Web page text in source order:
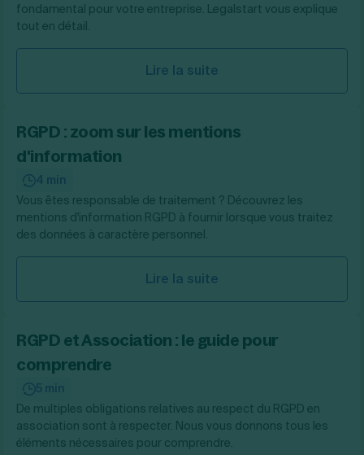
fondamental pour votre entreprise. Legalstart vous explique
tout en détail.
Lire la suite
RGPD : zoom sur les mentions
d'information
4 min
Vous êtes responsable de traitement ? Découvrez les
mentions d'information RGPD à fournir lorsque vous traitez
des données à caractère personnel.
Lire la suite
RGPD et Association : le guide pour
comprendre
5 min
De multiples obligations relatives au respect du RGPD en
association sont à respecter. Nous vous donnons tous les
éléments nécessaires pour comprendre.